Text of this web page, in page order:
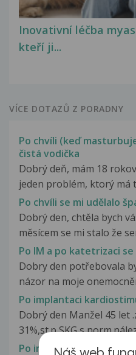
Inovativní léčba
kteří ji...
VÍCE DOTAZŮ Z PORADNY
Po chvíli (keď
čistá vodička
Dobrý deň, mám 18
jeden problém, ktorý má
Po chvíli se mi udělalo
Dobrý den, chtěla bych
měsícem se mi stalo že
Po IM a po katetrizaci
Dobry den potřebovala
názor na moje
Po implantaci
Dobrý den Manžel 45 let
31%,st.p SKG s
Po infekční